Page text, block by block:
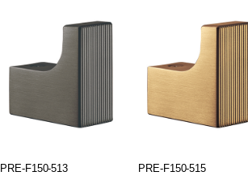
PRE-F150-513 PRE-F150-515